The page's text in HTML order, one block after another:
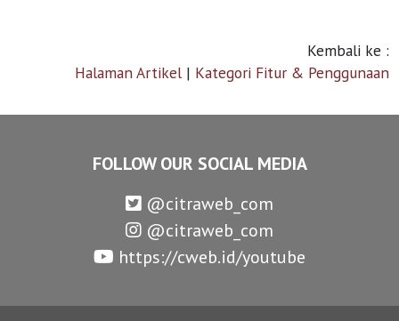
Kembali ke :
Halaman Artikel| Kategori Fitur & Penggunaan
FOLLOW OUR SOCIAL MEDIA
@citraweb_com
@citraweb_com
https://cweb.id/youtube